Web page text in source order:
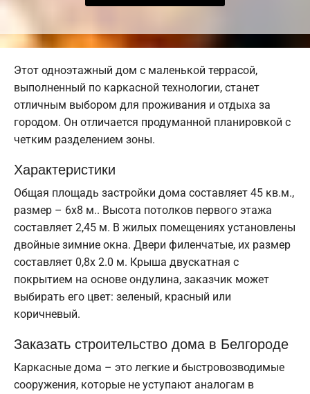
Этот одноэтажный дом с маленькой террасой,
выполненный по каркасной технологии, станет
отличным выбором для проживания и отдыха за
городом. Он отличается продуманной планировкой с
четким разделением зоны.
Характеристики
Общая площадь застройки дома составляет 45 кв.м.,
размер – 6х8 м.. Высота потолков первого этажа
составляет 2,45 м. В жилых помещениях установлены
двойные зимние окна. Двери филенчатые, их размер
составляет 0,8x 2.0 м. Крыша двускатная с
покрытием на основе ондулина, заказчик может
выбирать его цвет: зеленый, красный или
коричневый.
Заказать строительство дома в Белгороде
Каркасные дома – это легкие и быстровозводимые
сооружения, которые не уступают аналогам в